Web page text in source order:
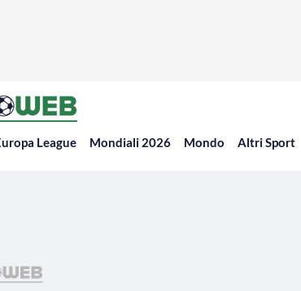
League Mondiali 2026 Mondo Altri Sport